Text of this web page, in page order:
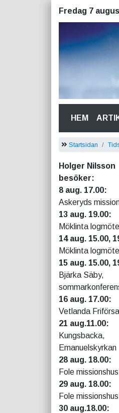
Fredag 7
HEM
Startsidan
Holger Nilsson
besöker:
8 aug. 17.00:
Askeryds
13 aug. 19.00:
Möklinta logmöte
14 aug. 15.00,
Möklinta logmöte
15 aug. 15.00,
Bjärka Säby,
16 aug. 17.00:
Vetlanda
21 aug.11.00:
Kungsbacka,
Emanuelskyrkan
28 aug. 18.00:
Fole missionshus
29 aug. 18.00:
Fole missionshus
30 aug.18.00: